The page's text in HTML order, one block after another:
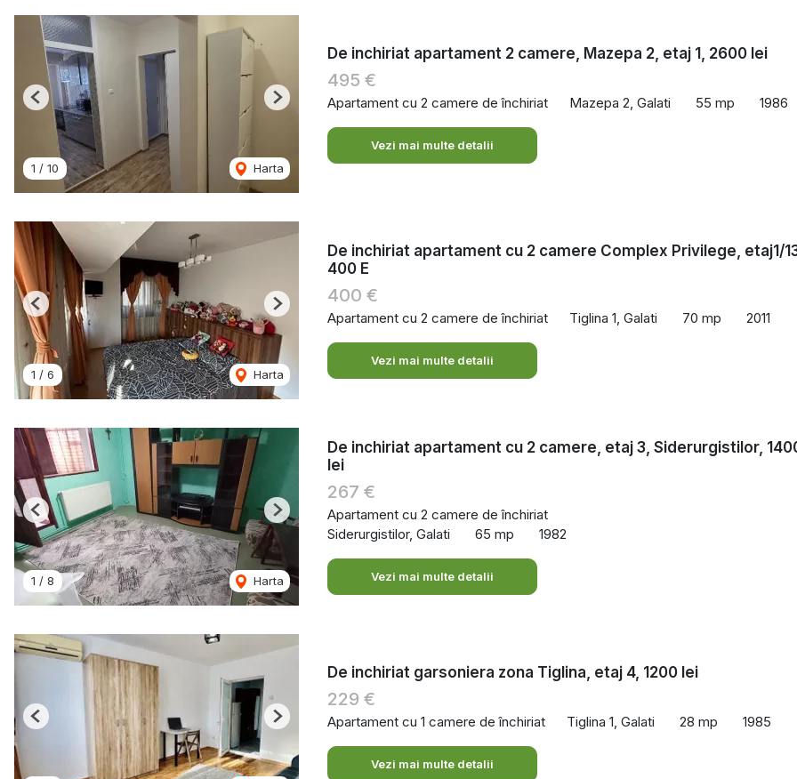
1 / 10 Harta
Previous Next
De inchiriat apartament 2 camere, Mazepa 2, etaj 1, 2600 lei
495 €
Apartament cu 2 camere de închiriat Mazepa 2, Galati 55 mp 1986
Vezi mai multe detalii
1 / 6 Harta
Previous Next
De inchiriat apartament cu 2 camere Complex Privilege, etaj1/
400 E
400 €
Apartament cu 2 camere de închiriat Tiglina 1, Galati 70 mp 2011
Vezi mai multe detalii
1 / 8 Harta
Previous Next
De inchiriat apartament cu 2 camere, etaj 3, Siderurgistilor,
lei
267 €
Apartament cu 2 camere de închiriat
Siderurgistilor, Galati
65 mp 1982
Vezi mai multe detalii
Previous Next
De inchiriat garsoniera zona Tiglina, etaj 4, 1200 lei
229 €
Apartament cu 1 camere de închiriat Tiglina 1, Galati 28 mp 1985
Vezi mai multe detalii